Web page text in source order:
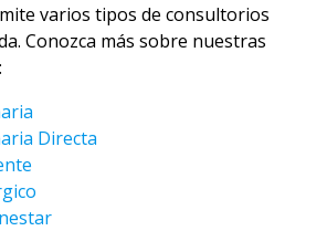
varios tipos de consultorios
Conozca más sobre nuestras
Directa